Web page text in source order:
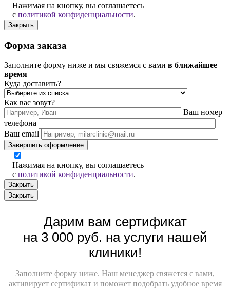
Нажимая на кнопку, вы соглашаетесь
с политикой конфиденциальности.
Закрыть
Форма заказа
Заполните форму ниже и мы свяжемся с вами в ближайшее
время
Куда доставить?
Как вас зовут?
Ваш номер
телефона
Ваш email
Завершить оформление
Нажимая на кнопку, вы соглашаетесь
с политикой конфиденциальности.
Закрыть
Закрыть
Дарим вам сертификат
на 3 000 руб. на услуги нашей
клиники!
Заполните форму ниже. Наш менеджер свяжется с вами,
активирует сертификат и поможет подобрать удобное время